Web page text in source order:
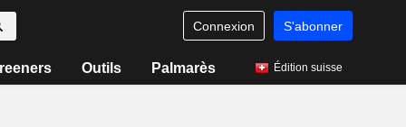
Connexion S'abonner
Outils Palmarès Édition suisse